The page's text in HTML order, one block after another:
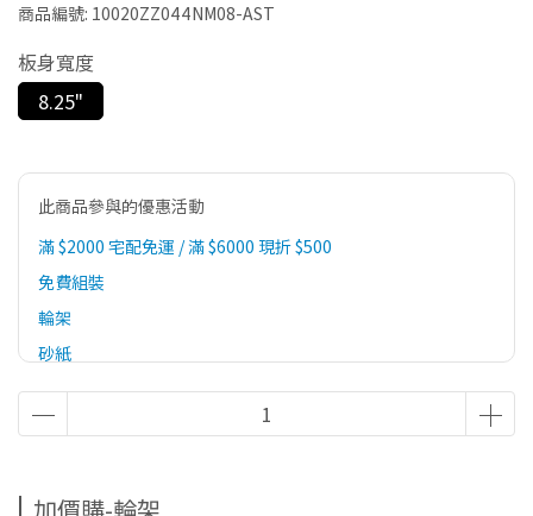
商品編號: 10020ZZ044NM08-AST
板身寬度
8.25"
此商品參與的優惠活動
滿 $2000 宅配免運 / 滿 $6000 現折 $500
免費組裝
輪架
砂紙